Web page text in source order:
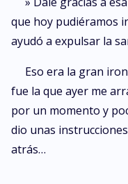
que hoy pudiéramos
ayudó a expulsar la
Eso era la gran
fue la que ayer me
por un momento y
dio unas
atrás…